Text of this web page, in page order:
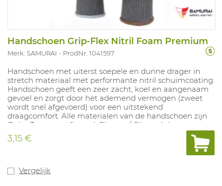
Handschoen Grip-Flex Nitril Foam Premium
Merk: SAMURAI ProdNr. 1041597
Handschoen met uiterst soepele en dunne drager in
stretch materiaal met performante nitril schuimcoating.
Handschoen geeft een zeer zacht, koel en aangenaam
gevoel en zorgt door het ademend vermogen (zweet
wordt snel afgevoerd) voor een uitstekend
draagcomfort. Alle materialen van de handschoen zijn
Oeko-Tex gecertificeerd. Glycose / Glycerol duurzame
liner Productie van de liner stoort 67% minder CO2 uit
vergeleken met standaard nylon. Vaste grip in droge en
van 100°C. Beschikbare maten: 7-11.
3,15 €
Vergelijk